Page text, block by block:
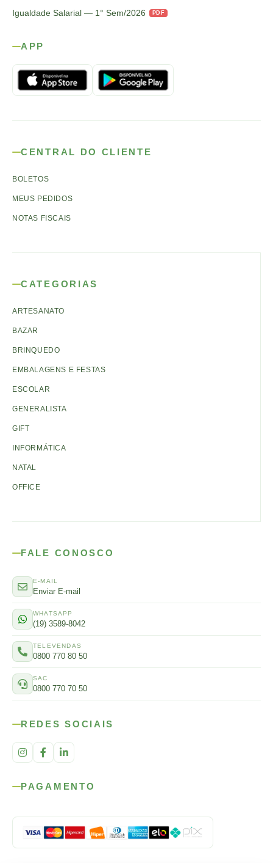
Igualdade Salarial — 1° Sem/2026
PDF
APP
CENTRAL DO CLIENTE
BOLETOS
MEUS PEDIDOS
NOTAS FISCAIS
CATEGORIAS
ARTESANATO
BAZAR
BRINQUEDO
EMBALAGENS E FESTAS
ESCOLAR
GENERALISTA
GIFT
INFORMÁTICA
NATAL
OFFICE
FALE CONOSCO
E-MAIL
Enviar E-mail
WHATSAPP
(19) 3589-8042
TELEVENDAS
0800 770 80 50
SAC
0800 770 70 50
REDES SOCIAIS
PAGAMENTO